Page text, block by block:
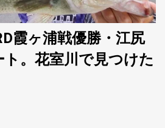
霞ヶ浦戦優勝・江尻
。花室川で見つけた